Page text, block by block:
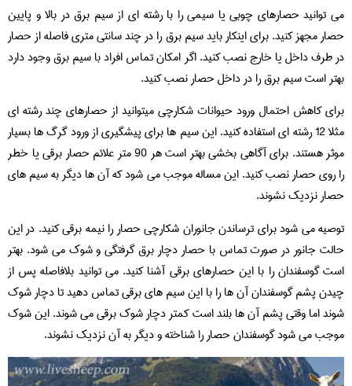
می توانید حصارهای چوبی یا سیمی را با رشته ای از سیم برق در بالا و پایین
حصار مجهز کنید. برای اینکار باید سیم برق را در چند سانتی متری فاصله از حصار
در طرف داخل یا خارج نصب کنید. اگر امکان تماس افراد با سیم برق وجود دارد
بهتر است سیم برق را در داخل حصار نصب کنید.
برای کاهش احتمال ورود حیوانات شکارچی میتوانید از حصارهای چند رشته ای
مثلا 12 رشته ای استفاده کنید. این سیم ها برای پیشگیری از ورود گرگ ها بسیار
موثر هستند. برای آگاهی بخشی بهتر است هر 90 متر علائم حصار برقی یا خطر
را روی حصار نصب کنید. این مساله موجب می شود که آن ها دیگر به سیم های
حصار نزدیک نشوند.
توصیه می شود برای ترساندن جانوران شکارچی حصار را نیمه برقی کنید. در این
حالت جانور در صورت تماس با حصار دچار برق گرفتگی و شوک می شود. بهتر
است گوسفندان را با این حصارهای برقی آشنا کنید. می توانید بلافاصله پس از
چیدن پشم گوسفندان آن ها را با این سیم های برقی تماس دهید تا دچار شوک
شوند اما وقتی پشم آن ها بلند است کمتر دچار شوک برقی می شوند. این شوک
موجب می شود گوسفندان حصار را شناخته و دیگر به آن نزدیک نشوند.